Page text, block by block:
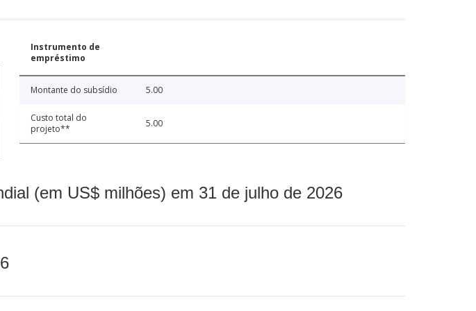
Instrumento de
empréstimo
Montante do subsídio 5.00
Custo total do
projeto**
5.00
(em US$ milhões) em 31 de julho de 2026